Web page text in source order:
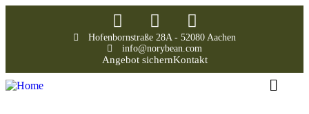
Hofenbornstraße 28A - 52080 Aachen
info@norybean.com
Angebot sichernKontakt